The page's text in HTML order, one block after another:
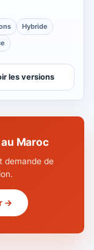
Hybride
les versions
Maroc
demande de
→